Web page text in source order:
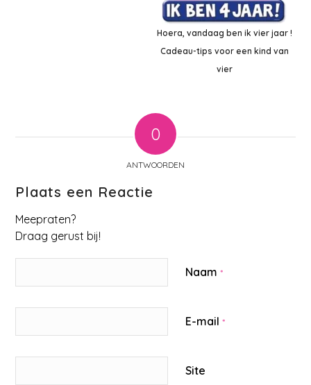
Hoera, vandaag ben ik vier jaar !
Cadeau-tips voor een kind van
vier
0
ANTWOORDEN
Plaats een Reactie
Meepraten?
Draag gerust bij!
Naam*
E-mail*
Site